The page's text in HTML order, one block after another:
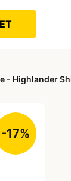
- Highlander
-17%